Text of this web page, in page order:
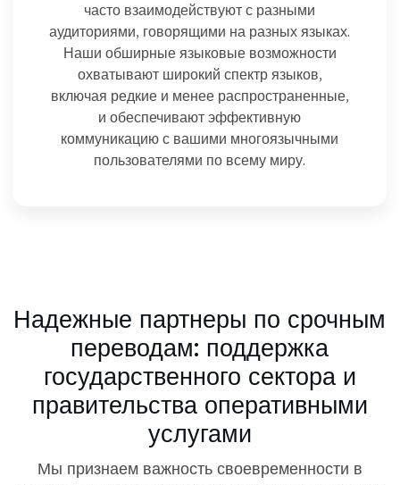
часто взаимодействуют с разными
аудиториями, говорящими на разных языках.
Наши обширные языковые возможности
охватывают широкий спектр языков,
включая редкие и менее распространенные,
и обеспечивают эффективную
коммуникацию с вашими многоязычными
пользователями по всему миру.
Надежные партнеры по срочным
переводам: поддержка
государственного сектора и
правительства оперативными
услугами
Мы признаем важность своевременности в